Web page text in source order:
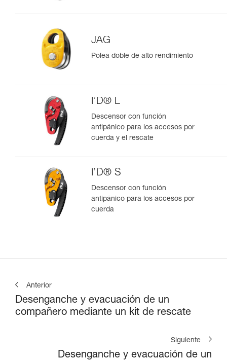
JAG
Polea doble de alto rendimiento
I’D® L
Descensor con función
antipánico para los accesos por
cuerda y el rescate
I’D® S
Descensor con función
antipánico para los accesos por
cuerda
Anterior
Desenganche y evacuación de un
compañero mediante un kit de rescate
Siguiente
Desenganche y evacuación de un